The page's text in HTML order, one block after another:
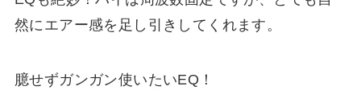
然にエアー感を足し引きしてくれます。
臆せずガンガン使いたいEQ！